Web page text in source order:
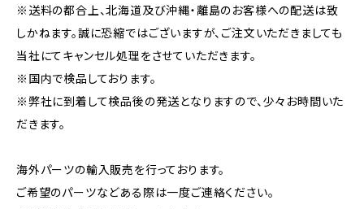
※送料の都合上、北海道及び沖縄・離島のお客様への配送は致
しかねます。誠に恐縮ではございますが、ご注文いただきましても
当社にてキャンセル処理をさせていただきます。
※国内で検品しております。
※弊社に到着して検品後の発送となりますので、少々お時間いた
だきます。
海外パーツの輸入販売を行っております。
ご希望のパーツなどある際は一度ご連絡ください。